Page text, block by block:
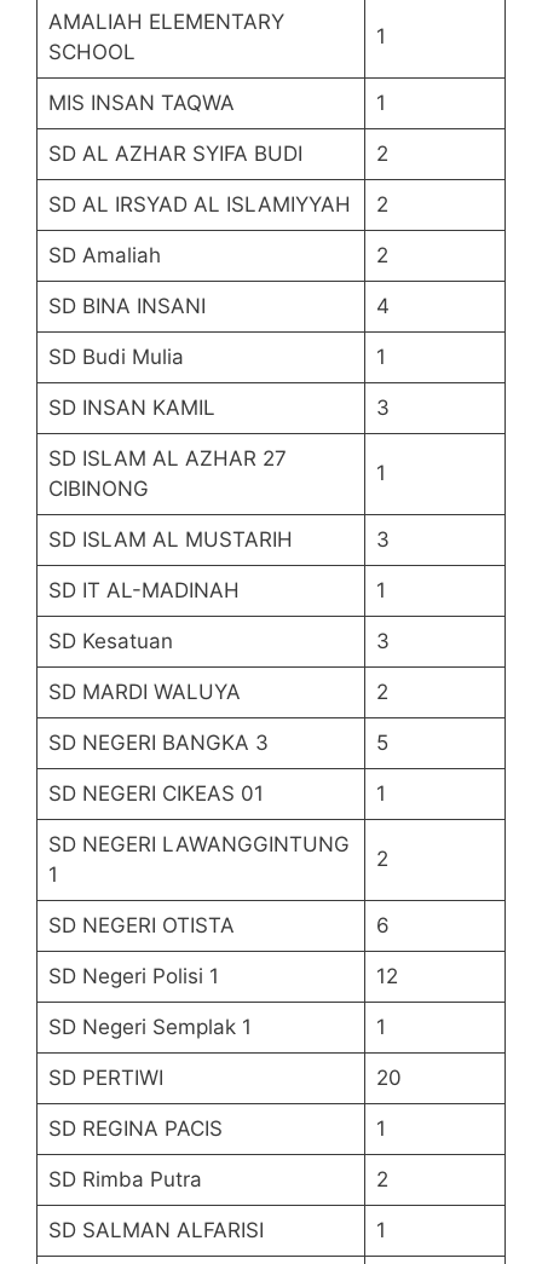
AMALIAH ELEMENTARY
SCHOOL
1
MIS INSAN TAQWA 1
SD AL AZHAR SYIFA BUDI 2
SD AL IRSYAD AL ISLAMIYYAH 2
SD Amaliah 2
SD BINA INSANI 4
SD Budi Mulia 1
SD INSAN KAMIL 3
SD ISLAM AL AZHAR 27
CIBINONG
1
SD ISLAM AL MUSTARIH 3
SD IT AL-MADINAH 1
SD Kesatuan 3
SD MARDI WALUYA 2
SD NEGERI BANGKA 3 5
SD NEGERI CIKEAS 01 1
SD NEGERI LAWANGGINTUNG
1
2
SD NEGERI OTISTA 6
SD Negeri Polisi 1 12
SD Negeri Semplak 1 1
SD PERTIWI 20
SD REGINA PACIS 1
SD Rimba Putra 2
SD SALMAN ALFARISI 1